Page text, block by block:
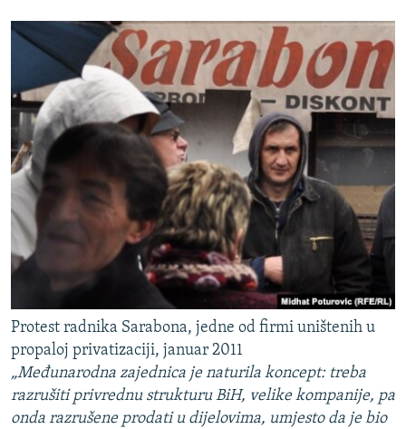
Protest radnika Sarabona, jedne od firmi uništenih u
propaloj privatizaciji, januar 2011
„Međunarodna zajednica je naturila koncept: treba
razrušiti privrednu strukturu BiH, velike kompanije, pa
onda razrušene prodati u dijelovima, umjesto da je bio